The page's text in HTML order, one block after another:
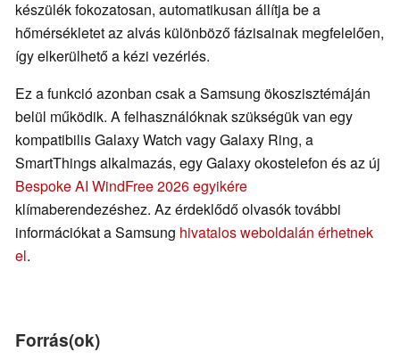
készülék fokozatosan, automatikusan állítja be a
hőmérsékletet az alvás különböző fázisainak megfelelően,
így elkerülhető a kézi vezérlés.
Ez a funkció azonban csak a Samsung ökoszisztémáján
belül működik. A felhasználóknak szükségük van egy
kompatibilis Galaxy Watch vagy Galaxy Ring, a
SmartThings alkalmazás, egy Galaxy okostelefon és az új
Bespoke AI WindFree 2026 egyikére
klímaberendezéshez. Az érdeklődő olvasók további
információkat a Samsung hivatalos weboldalán érhetnek
el.
Forrás(ok)